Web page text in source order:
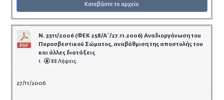
Κατεβάστε το αρχείο
Ν. 3511/2006 (ΦΕΚ 258/Α`/27.11.2006) Αναδιοργάνωση του
Πυροσβεστικού Σώματος, αναβάθμιση της αποστολής του
και άλλες διατάξεις
1 88 Λήψεις
27/11/2006